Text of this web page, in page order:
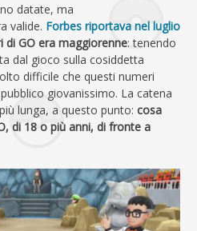
datate, ma
valide. Forbes riportava nel luglio
di GO era maggiorenne: tenendo
dal gioco sulla cosiddetta
difficile che questi numeri
giovanissimo. La catena
lunga, a questo punto: cosa
di 18 o più anni, di fronte a